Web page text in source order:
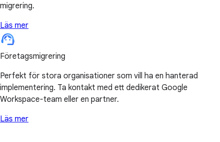
migrering.
Läs mer
Företagsmigrering
Perfekt för stora organisationer som vill ha en hanterad
implementering. Ta kontakt med ett dedikerat Google
Workspace-team eller en partner.
Läs mer